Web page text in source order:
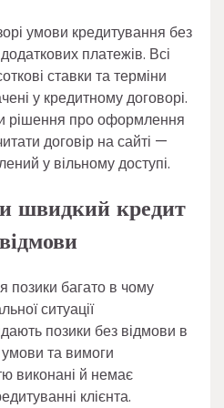
умови кредитування без
платежів. Всі
ставки та терміни
у кредитному договорі.
рішення про оформлення
договір на сайті —
у вільному доступі.
швидкий кредит
позики багато в чому
ситуації
позики без відмови в
та вимоги
виконані й немає
клієнта.